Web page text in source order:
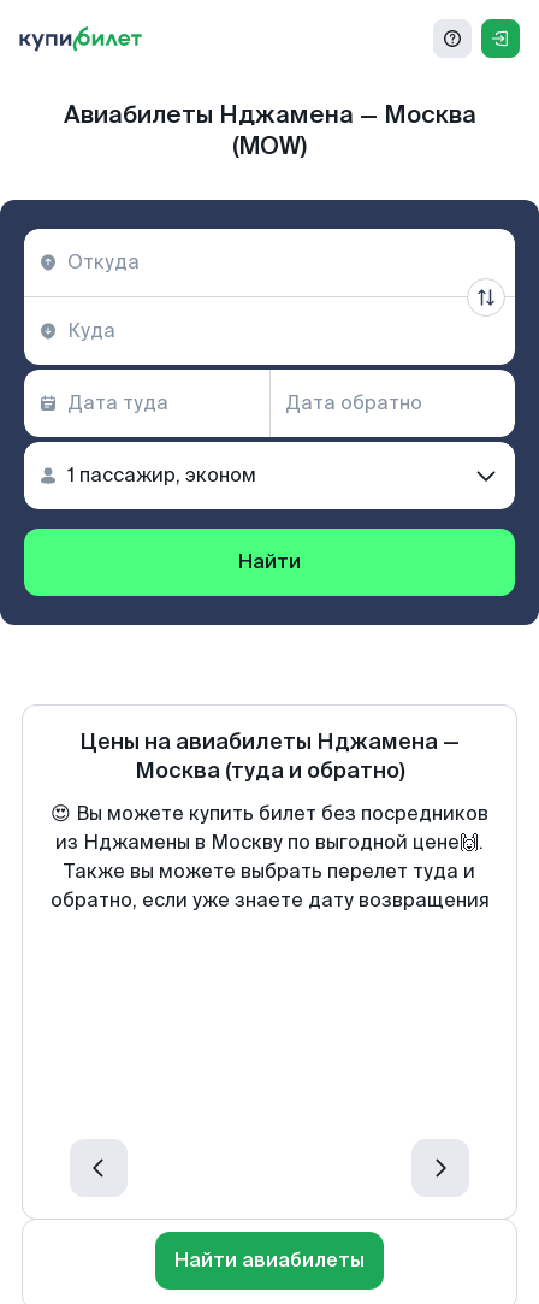
Авиабилеты Нджамена — Москва
(MOW)
Найти
Цены на авиабилеты Нджамена —
Москва (туда и обратно)
😍 Вы можете купить билет без посредников
из Нджамены в Москву по выгодной цене🙌.
Также вы можете выбрать перелет туда и
обратно, если уже знаете дату возвращения
Найти авиабилеты